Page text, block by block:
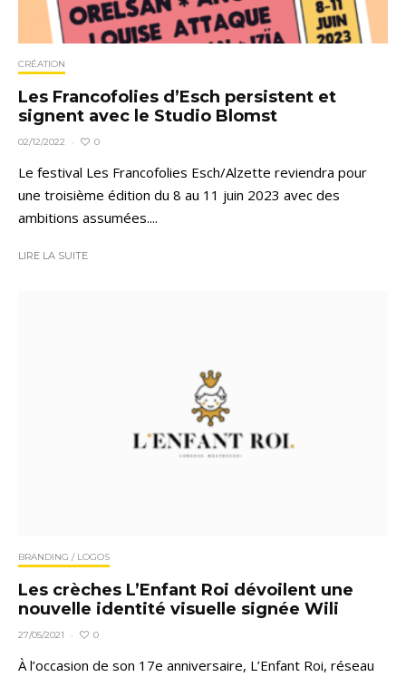
CRÉATION
Les Francofolies d’Esch persistent et
signent avec le Studio Blomst
02/12/2022 · 0
Le festival Les Francofolies Esch/Alzette reviendra pour
une troisième édition du 8 au 11 juin 2023 avec des
ambitions assumées....
LIRE LA SUITE
BRANDING / LOGOS
Les crèches L’Enfant Roi dévoilent une
nouvelle identité visuelle signée Wili
27/05/2021 · 0
À l’occasion de son 17e anniversaire, L’Enfant Roi, réseau